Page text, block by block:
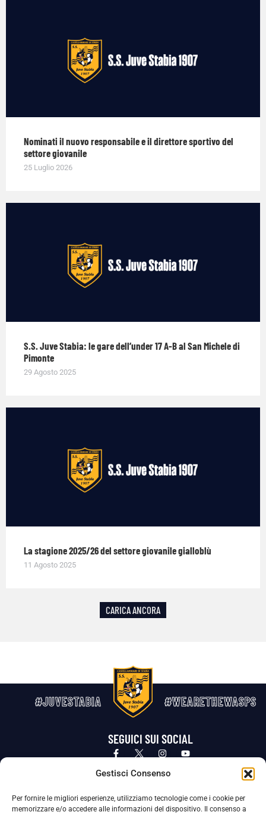
Gestisci Consenso
Per fornire le migliori esperienze, utilizziamo tecnologie come i cookie per
memorizzare e/o accedere alle informazioni del dispositivo. Il consenso a
Nominati il nuovo responsabile e il direttore sportivo del
settore giovanile
25 Luglio 2026
S.S. Juve Stabia: le gare dell’under 17 A-B al San Michele di
Pimonte
29 Agosto 2025
La stagione 2025/26 del settore giovanile gialloblù
11 Agosto 2025
CARICA ANCORA
#JUVESTABIA #WEARETHEWASPS
SEGUICI SUI SOCIAL
Privacy Policy Cookie Policy
La Società ha nominato il Responsabile della Protezione dei Dati Personali (DPO), figura specializzata che vigila sulle modalità